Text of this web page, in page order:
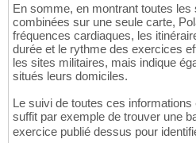
En somme, en montrant toutes
combinées sur une seule carte,
fréquences cardiaques, les
durée et le rythme des exercices
les sites militaires, mais indique
situés leurs domiciles.
Le suivi de toutes ces
suffit par exemple de trouver une
exercice publié dessus pour